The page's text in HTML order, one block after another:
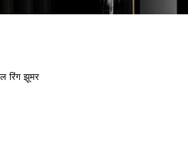
रिंग झूमर